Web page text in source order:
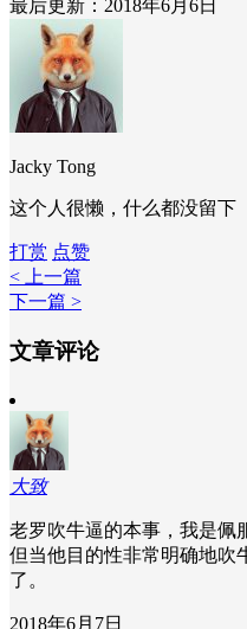
最后更新：2018年6月6日
Jacky Tong
这个人很懒，什么都没留下
打赏 点赞
< 上一篇
下一篇 >
文章评论
大致
老罗吹牛逼的本事，我是佩
但当他目的性非常明确地吹
了。
2018年6月7日